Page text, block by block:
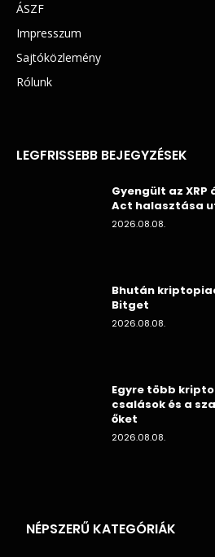
ÁSZF
Impresszum
Sajtóközlemény
Rólunk
LEGFRISSEBB BEJEGYZÉSEK
Gyengült az XRP
Act halasztása
2026.08.08.
Bhután
Bitget
2026.08.08.
Egyre több
csalások és a
őket
2026.08.08.
NÉPSZERŰ KATEGÓRIÁK